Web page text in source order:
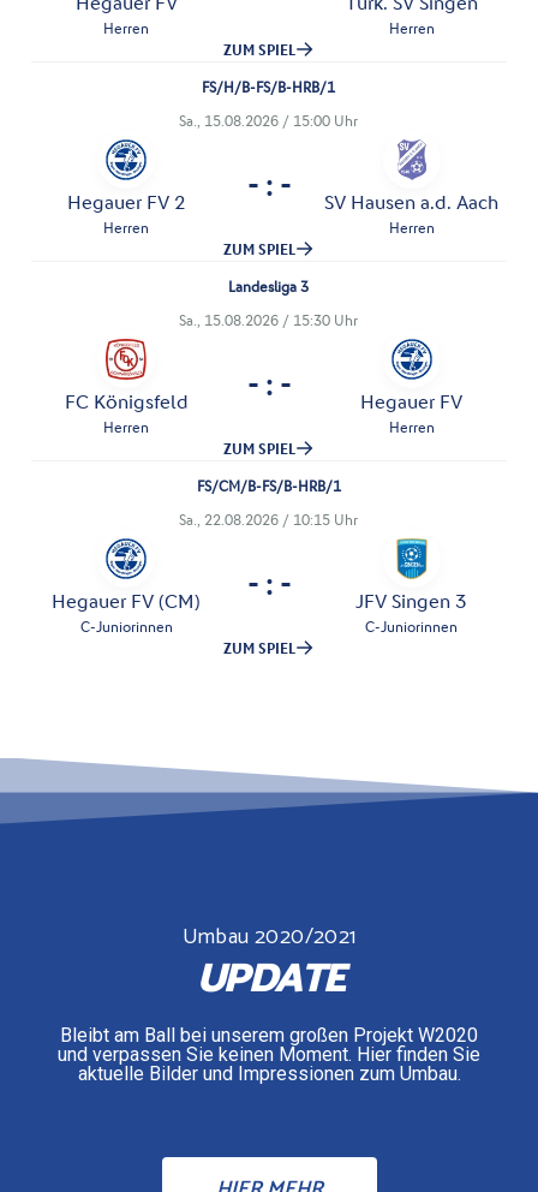
Umbau 2020/2021
UPDATE
Bleibt am Ball bei unserem großen Projekt W2020
und verpassen Sie keinen Moment. Hier finden Sie
aktuelle Bilder und Impressionen zum Umbau.